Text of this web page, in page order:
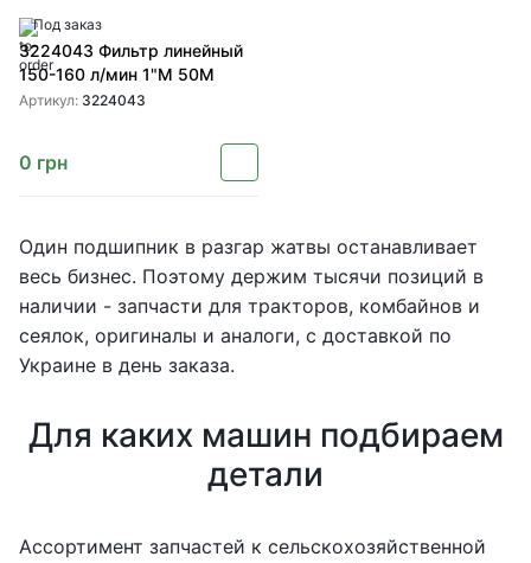
Под заказ
3224043 Фильтр линейный
150-160 л/мин 1"M 50M
Артикул: 3224043
0 грн
Один подшипник в разгар жатвы останавливает
весь бизнес. Поэтому держим тысячи позиций в
наличии - запчасти для тракторов, комбайнов и
сеялок, оригиналы и аналоги, с доставкой по
Украине в день заказа.
Для каких машин подбираем
детали
Ассортимент запчастей к сельскохозяйственной